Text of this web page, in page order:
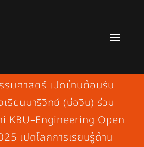
ยาลัย
มศาสตร์ เปิดบ้านต้อนรับ
เรียนมารีวิทย์ (บ่อวิน) ร่วม
KBU–Engineering Open
เปิดโลกการเรียนรู้ด้าน